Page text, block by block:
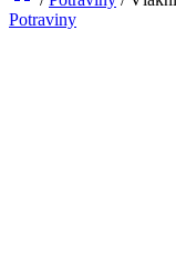
Potraviny